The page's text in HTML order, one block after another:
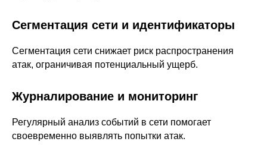
Сегментация сети и идентификаторы
Сегментация сети снижает риск распространения
атак, ограничивая потенциальный ущерб.
Журналирование и мониторинг
Регулярный анализ событий в сети помогает
своевременно выявлять попытки атак.